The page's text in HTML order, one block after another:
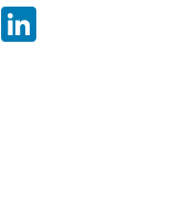
WhatsApp